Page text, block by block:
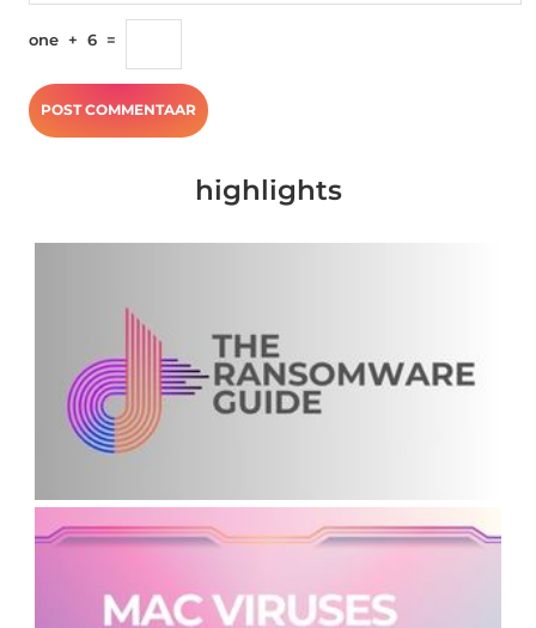
one + 6 =
highlights